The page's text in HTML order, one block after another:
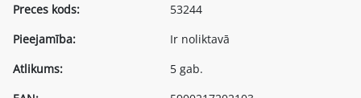
Preces kods:
53244
Pieejamība:
Ir noliktavā
Atlikums:
5 gab.